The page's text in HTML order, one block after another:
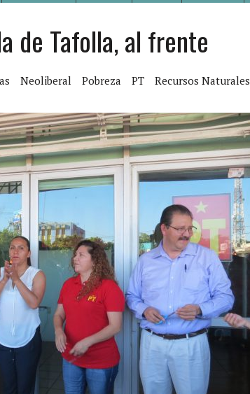
de Tafolla, al frente
Neoliberal Pobreza PT Recursos Naturales